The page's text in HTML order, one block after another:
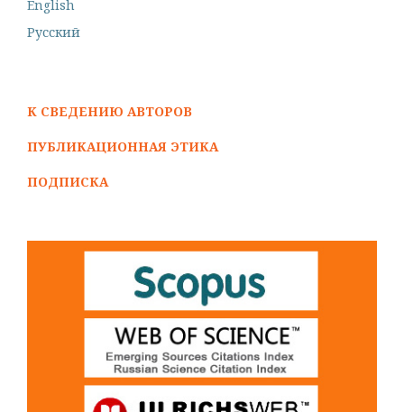
English
Русский
К СВЕДЕНИЮ АВТОРОВ
ПУБЛИКАЦИОННАЯ ЭТИКА
ПОДПИСКА